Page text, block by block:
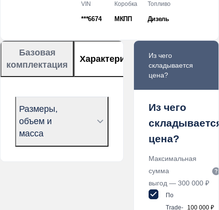
VIN
***6674
Коробка
МКПП
Топливо
Дизель
Базовая
комплектация
Характеристики Описание
Размеры,
объем и
масса
Из чего
складывается
цена?
Из чего
цена?
Максимальная
сумма
выгод — 300 000 ₽
По
Trade-
100 000 ₽